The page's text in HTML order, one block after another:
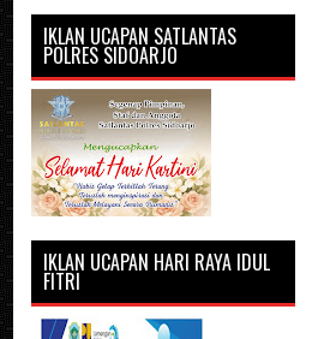
IKLAN UCAPAN SATLANTAS
POLRES SIDOARJO
IKLAN UCAPAN HARI RAYA IDUL
FITRI